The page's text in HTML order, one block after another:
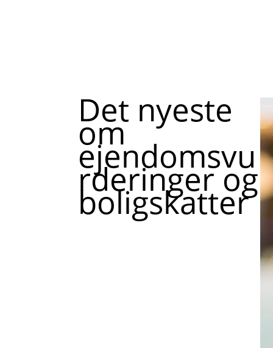
Det nyeste
om
ejendomsvu
rderinger og
boligskatter